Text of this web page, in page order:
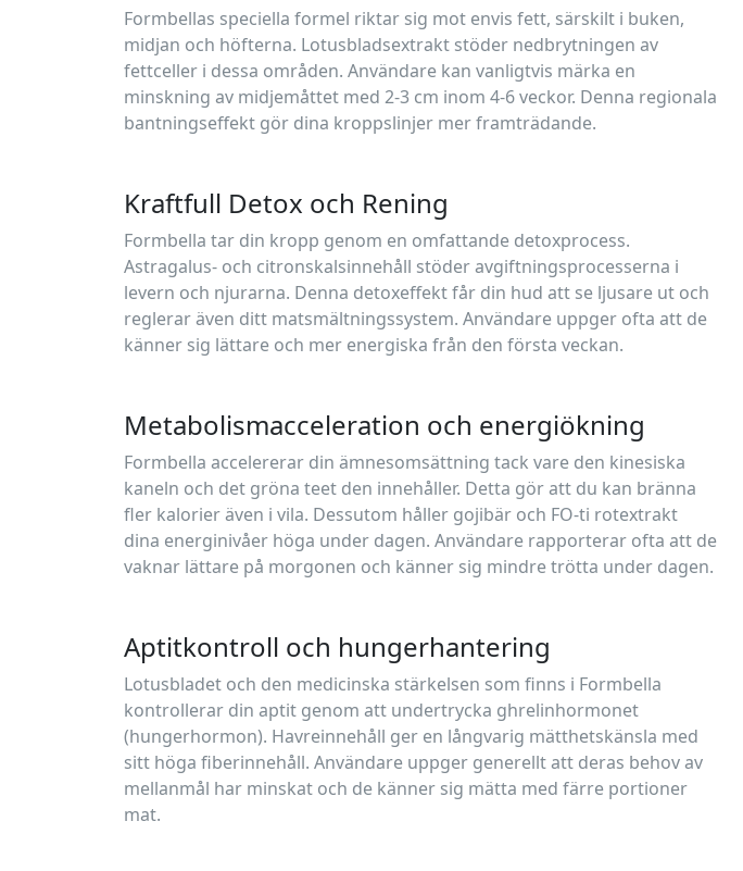
Formbellas speciella formel riktar sig mot envis fett, särskilt i buken,
midjan och höfterna. Lotusbladsextrakt stöder nedbrytningen av
fettceller i dessa områden. Användare kan vanligtvis märka en
minskning av midjemåttet med 2-3 cm inom 4-6 veckor. Denna regionala
bantningseffekt gör dina kroppslinjer mer framträdande.
Kraftfull Detox och Rening
Formbella tar din kropp genom en omfattande detoxprocess.
Astragalus- och citronskalsinnehåll stöder avgiftningsprocesserna i
levern och njurarna. Denna detoxeffekt får din hud att se ljusare ut och
reglerar även ditt matsmältningssystem. Användare uppger ofta att de
känner sig lättare och mer energiska från den första veckan.
Metabolismacceleration och energiökning
Formbella accelererar din ämnesomsättning tack vare den kinesiska
kaneln och det gröna teet den innehåller. Detta gör att du kan bränna
fler kalorier även i vila. Dessutom håller gojibär och FO-ti rotextrakt
dina energinivåer höga under dagen. Användare rapporterar ofta att de
vaknar lättare på morgonen och känner sig mindre trötta under dagen.
Aptitkontroll och hungerhantering
Lotusbladet och den medicinska stärkelsen som finns i Formbella
kontrollerar din aptit genom att undertrycka ghrelinhormonet
(hungerhormon). Havreinnehåll ger en långvarig mätthetskänsla med
sitt höga fiberinnehåll. Användare uppger generellt att deras behov av
mellanmål har minskat och de känner sig mätta med färre portioner
mat.